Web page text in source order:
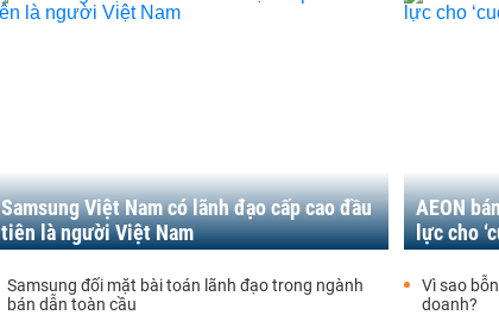
Samsung Việt Nam có lãnh đạo cấp cao đầu
tiên là người Việt Nam
Samsung đối mặt bài toán lãnh đạo trong ngành
bán dẫn toàn cầu
AEON
lực cho
Vì sao
doanh?